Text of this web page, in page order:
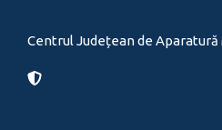
Centrul Județean de Aparatură